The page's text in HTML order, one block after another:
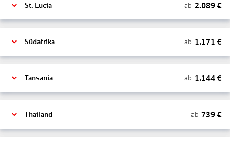
St. Lucia ab 2.089€
Südafrika ab 1.171 €
Tansania ab 1.144€
Thailand ab 739€